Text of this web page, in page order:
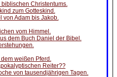
Christentums.
zum Gotteskind.
von Adam bis Jakob.
vom Himmel.
dem Buch Daniel der Bibel.
weißen Pferd.
Reiter??
von tausendjährigen Tagen.